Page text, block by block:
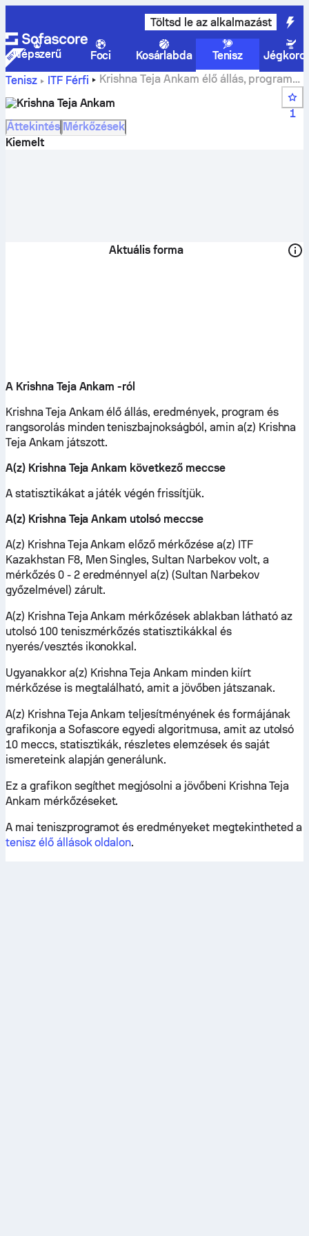
Töltsd le az alkalmazást
Népszerű Foci Kosárlabda Tenisz
Tenisz
ITF Férfi
Krishna Teja Ankam élő állás, program
Krishna Teja Ankam
1
Áttekintés Mérkőzések
Kiemelt
Aktuális forma
A Krishna Teja Ankam -ról
Krishna Teja Ankam élő állás, eredmények, program és
rangsorolás minden teniszbajnokságból, amin a(z) Krishna
Teja Ankam játszott.
A(z) Krishna Teja Ankam következő meccse
A statisztikákat a játék végén frissítjük.
A(z) Krishna Teja Ankam utolsó meccse
A(z) Krishna Teja Ankam előző mérkőzése a(z) ITF
Kazakhstan F8, Men Singles, Sultan Narbekov volt, a
mérkőzés 0 - 2 eredménnyel a(z) (Sultan Narbekov
győzelmével) zárult.
A(z) Krishna Teja Ankam mérkőzések ablakban látható az
utolsó 100 teniszmérkőzés statisztikákkal és
nyerés/vesztés ikonokkal.
Ugyanakkor a(z) Krishna Teja Ankam minden kiírt
mérkőzése is megtalálható, amit a jövőben játszanak.
A(z) Krishna Teja Ankam teljesítményének és formájának
grafikonja a Sofascore egyedi algoritmusa, amit az utolsó
10 meccs, statisztikák, részletes elemzések és saját
ismereteink alapján generálunk.
Ez a grafikon segíthet megjósolni a jövőbeni Krishna Teja
Ankam mérkőzéseket.
A mai teniszprogramot és eredményeket megtekintheted a
tenisz élő állások oldalon.